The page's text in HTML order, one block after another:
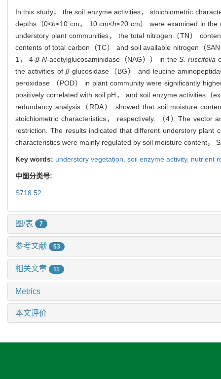
In this study， the soil enzyme activities， stoichiometric
depths（0<h≤10 cm， 10 cm<h≤20 cm） were examined in
understory plant communities， the total nitrogen（TN）
contents of total carbon（TC） and soil available nitrogen（
1， 4-β-N-acetylglucosaminidase（NAG）） in theS. ruscifolia
the activities ofβ-glucosidase（BG） and leucine
peroxidase （POD） in plant community were significantly
positively correlated with soil pH， and soil enzyme activities（
redundancy analysis（RDA） showed that soil moisture
stoichiometric characteristics， respectively. （4）The vector
restriction. The results indicated that different understory plant
characteristics were mainly regulated by soil moisture content，
Key words: understory vegetation, soil enzyme activity, nutrient
中图分类号:
S718.52
图/表 7
参考文献 53
相关文章 11
Metrics
本文评价